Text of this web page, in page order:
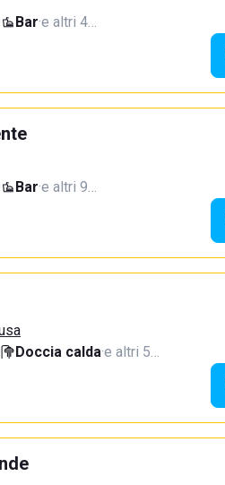
Bar·e altri 4…
Bar·e altri 9…
Doccia calda·e altri 5…